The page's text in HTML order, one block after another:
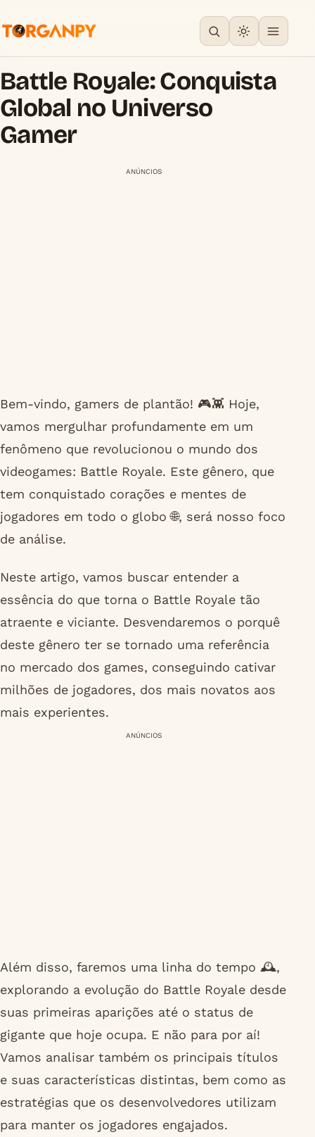
Battle Royale: Conquista
Global no Universo
Gamer
ANÚNCIOS
Bem-vindo, gamers de plantão! 🎮👾 Hoje,
vamos mergulhar profundamente em um
fenômeno que revolucionou o mundo dos
videogames: Battle Royale. Este gênero, que
tem conquistado corações e mentes de
jogadores em todo o globo 🌐, será nosso foco
de análise.
Neste artigo, vamos buscar entender a
essência do que torna o Battle Royale tão
atraente e viciante. Desvendaremos o porquê
deste gênero ter se tornado uma referência
no mercado dos games, conseguindo cativar
milhões de jogadores, dos mais novatos aos
mais experientes.
ANÚNCIOS
Além disso, faremos uma linha do tempo 🕰️,
explorando a evolução do Battle Royale desde
suas primeiras aparições até o status de
gigante que hoje ocupa. E não para por aí!
Vamos analisar também os principais títulos
e suas características distintas, bem como as
estratégias que os desenvolvedores utilizam
para manter os jogadores engajados.